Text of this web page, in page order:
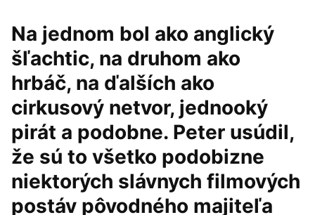
Na jednom bol ako anglický
šľachtic, na druhom ako
hrbáč, na ďalších ako
cirkusový netvor, jednooký
pirát a podobne. Peter usúdil,
že sú to všetko podobizne
niektorých slávnych filmových
postáv pôvodného majiteľa